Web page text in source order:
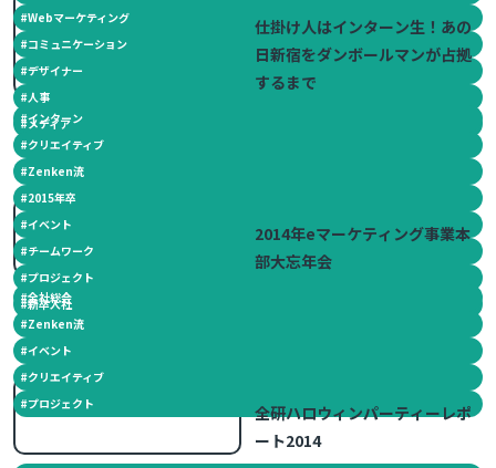
#Webマーケティング
#コミュニケーション
#デザイナー
#人事
#メディア
仕掛け人はインターン生！あの
日新宿をダンボールマンが占拠
するまで
#インターン
#クリエイティブ
#Zenken流
#2015年卒
#イベント
#チームワーク
#プロジェクト
#新卒入社
2014年eマーケティング事業本
部大忘年会
#全社総会
#Zenken流
#イベント
#クリエイティブ
#プロジェクト
全研ハロウィンパーティーレポ
ート2014